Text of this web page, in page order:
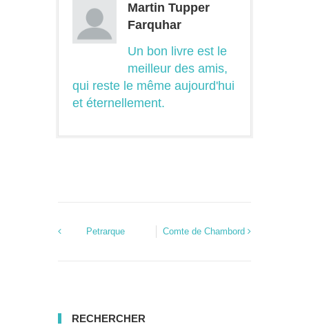
Martin Tupper
Farquhar
Un bon livre est le
meilleur des amis,
qui reste le même aujourd'hui
et éternellement.
Petrarque Comte de Chambord
RECHERCHER